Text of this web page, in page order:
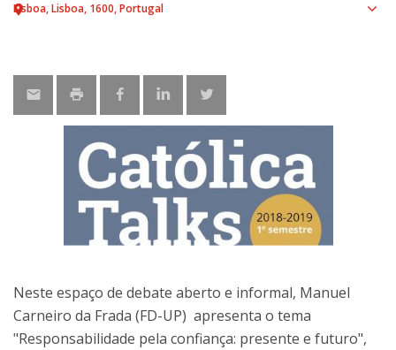
Lisboa Lisboa 1600 Portugal
Neste espaço de debate aberto e informal, Manuel
Carneiro da Frada (FD-UP) apresenta o tema
"Responsabilidade pela confiança: presente e futuro",